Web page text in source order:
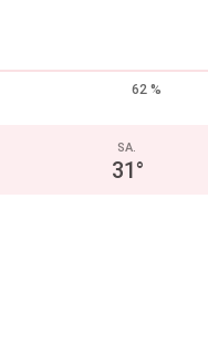
62 %
SA.
31°